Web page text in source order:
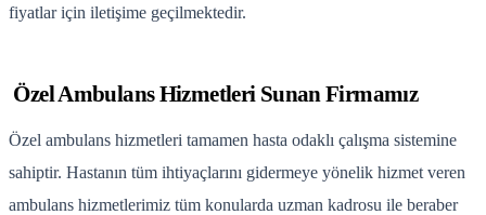
fiyatlar için iletişime geçilmektedir.
Özel Ambulans Hizmetleri Sunan Firmamız
Özel ambulans hizmetleri tamamen hasta odaklı çalışma sistemine
sahiptir. Hastanın tüm ihtiyaçlarını gidermeye yönelik hizmet veren
ambulans hizmetlerimiz tüm konularda uzman kadrosu ile beraber